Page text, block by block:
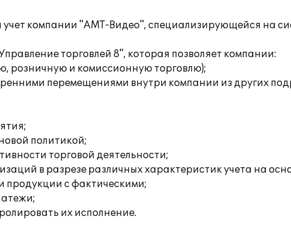
компании "АМТ-Видео", специализирующейся на
торговлей 8", которая позволяет компании:
розничную и комиссионную торговлю);
перемещениями внутри компании из других
политикой;
торговой деятельности;
в разрезе различных характеристик учета на
с фактическими;
их исполнение.